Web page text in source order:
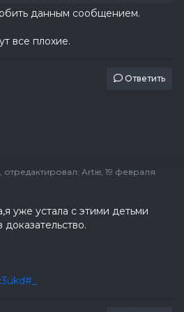
данным сообщением.
все плохие.
Ответить
, отредактировал: Artie, 19 февраля
уже устала с этими детьми
доказательство.